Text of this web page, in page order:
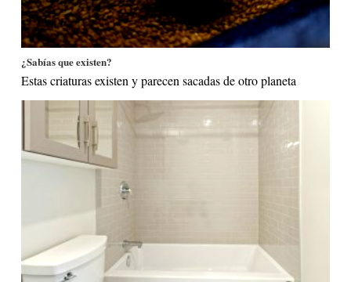
¿Sabías que existen?
Estas criaturas existen y parecen sacadas de otro planeta